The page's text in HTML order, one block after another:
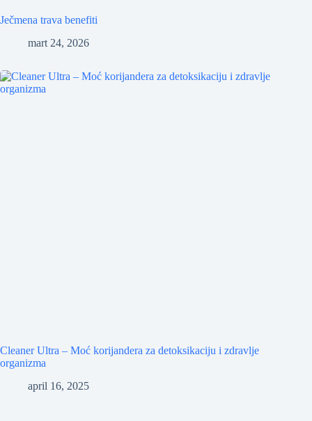
Ječmena trava benefiti
mart 24, 2026
Cleaner Ultra – Moć korijandera za detoksikaciju i zdravlje
organizma
april 16, 2025